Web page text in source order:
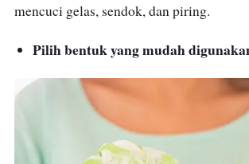
mencuci gelas, sendok, dan piring.
Pilih bentuk yang mudah